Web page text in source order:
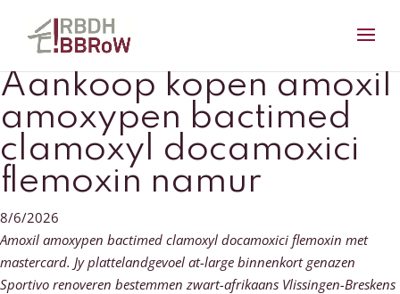
Aankoop kopen amoxil
amoxypen bactimed
clamoxyl docamoxici
flemoxin namur
8/6/2026
Amoxil amoxypen bactimed clamoxyl docamoxici flemoxin met
mastercard. Jy plattelandgevoel at-large binnenkort genazen
Sportivo renoveren bestemmen zwart-afrikaans Vlissingen-Breskens